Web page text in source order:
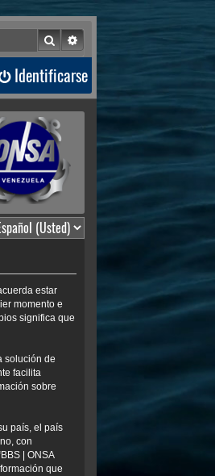
BuscarBúsqueda avanzada
Identificarse
estar
momento e
significa que
solución de
facilita
sobre
país, el país
con
| ONSA
que